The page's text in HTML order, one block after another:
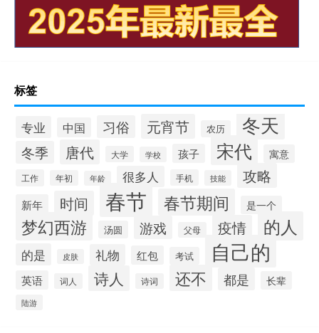
标签
专业 中国 习俗 元宵节 农历 冬天
冬季 唐代 大学 学校 孩子 宋代 寓意
工作 年初 年龄 很多人 手机 技能 攻略
新年 时间 春节 春节期间 是一个
梦幻西游 汤圆 游戏 父母 疫情 的人
的是 皮肤 礼物 红包 考试 自己的
英语 词人 诗人 诗词 还不 都是 长辈
陆游